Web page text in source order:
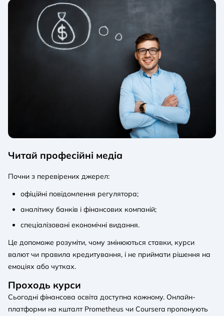
Читай професійні медіа
Почни з перевірених джерел:
офіційні повідомлення регулятора;
аналітику банків і фінансових компаній;
спеціалізовані економічні видання.
Це допоможе розуміти, чому змінюються ставки, курси
валют чи правила кредитування, і не приймати рішення на
емоціях або чутках.
Проходь курси
Сьогодні фінансова освіта доступна кожному. Онлайн-
платформи на кшталт Prometheus чи Coursera пропонують